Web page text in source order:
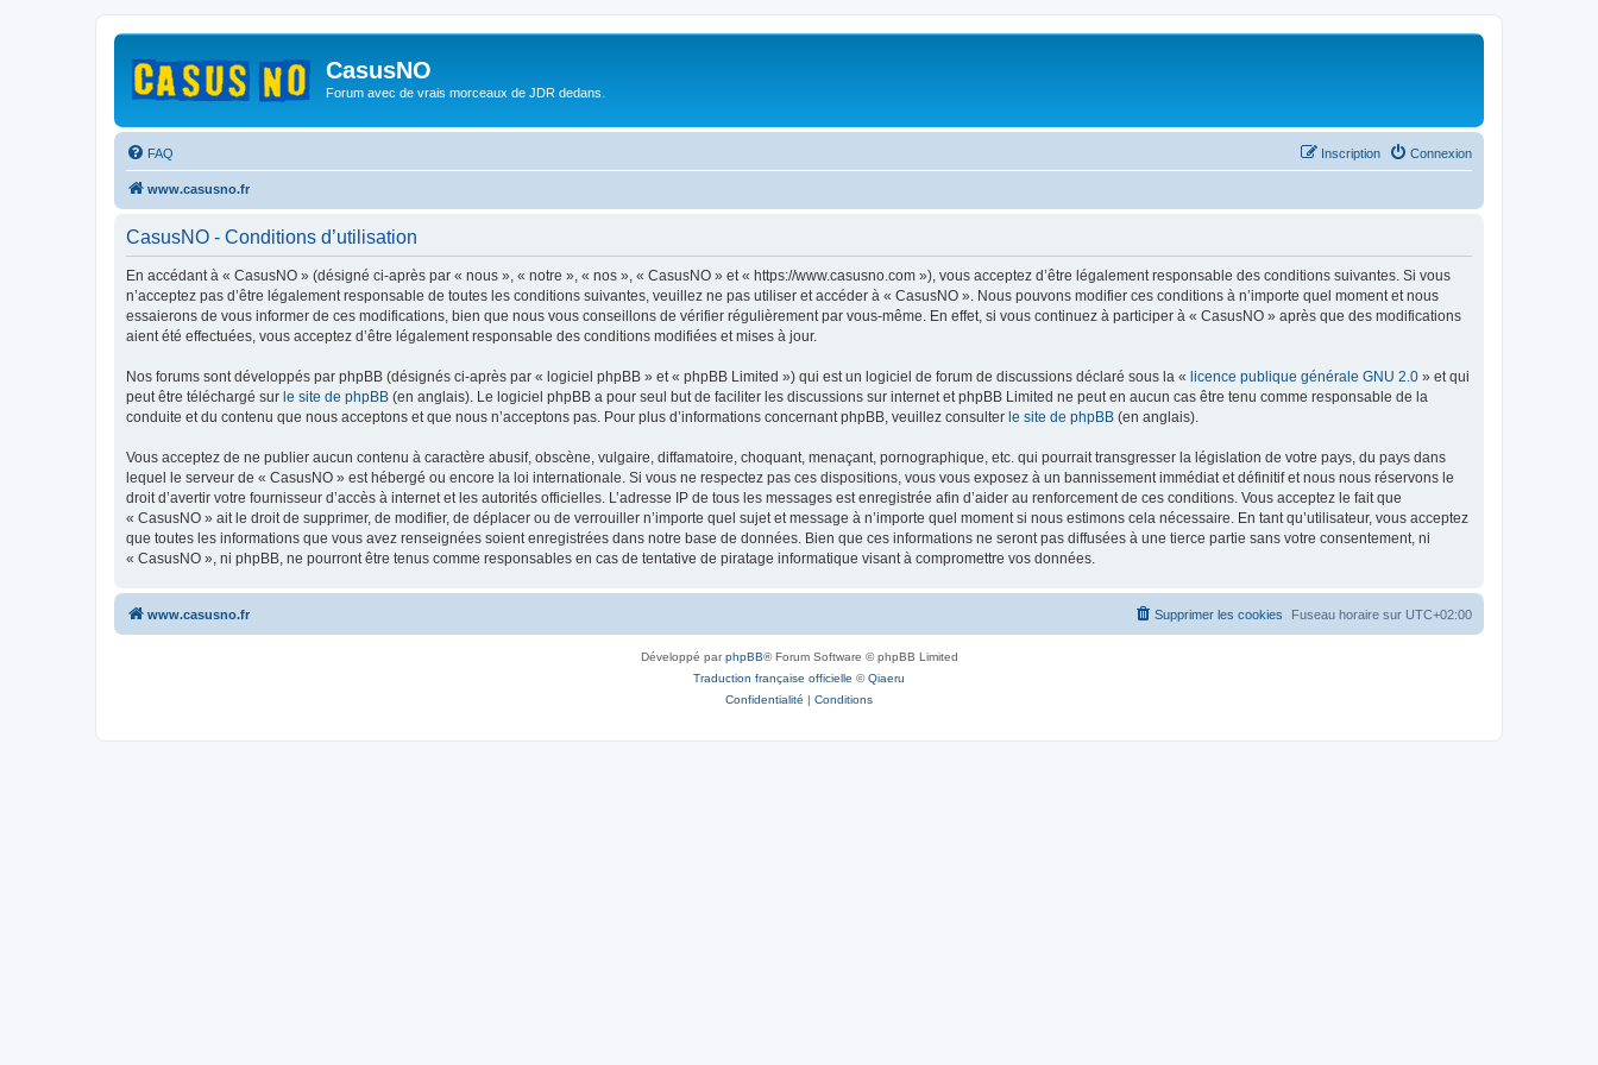
CasusNO
Forum avec de vrais morceaux de JDR dedans.
FAQ Connexion
Inscription
www.casusno.fr
CasusNO - Conditions d’utilisation
En accédant à « CasusNO » (désigné ci-après par « nous », « notre », « nos », « CasusNO » et « https://www.casusno.com »), vous acceptez d’être légalement responsable des conditions suivantes. Si vous
n’acceptez pas d’être légalement responsable de toutes les conditions suivantes, veuillez ne pas utiliser et accéder à « CasusNO ». Nous pouvons modifier ces conditions à n’importe quel moment et nous
essaierons de vous informer de ces modifications, bien que nous vous conseillons de vérifier régulièrement par vous-même. En effet, si vous continuez à participer à « CasusNO » après que des modifications
aient été effectuées, vous acceptez d’être légalement responsable des conditions modifiées et mises à jour.
Nos forums sont développés par phpBB (désignés ci-après par « logiciel phpBB » et « phpBB Limited ») qui est un logiciel de forum de discussions déclaré sous la « licence publique générale GNU 2.0 » et qui
peut être téléchargé sur le site de phpBB (en anglais). Le logiciel phpBB a pour seul but de faciliter les discussions sur internet et phpBB Limited ne peut en aucun cas être tenu comme responsable de la
conduite et du contenu que nous acceptons et que nous n’acceptons pas. Pour plus d’informations concernant phpBB, veuillez consulter le site de phpBB (en anglais).
Vous acceptez de ne publier aucun contenu à caractère abusif, obscène, vulgaire, diffamatoire, choquant, menaçant, pornographique, etc. qui pourrait transgresser la législation de votre pays, du pays dans
lequel le serveur de « CasusNO » est hébergé ou encore la loi internationale. Si vous ne respectez pas ces dispositions, vous vous exposez à un bannissement immédiat et définitif et nous nous réservons le
droit d’avertir votre fournisseur d’accès à internet et les autorités officielles. L’adresse IP de tous les messages est enregistrée afin d’aider au renforcement de ces conditions. Vous acceptez le fait que
« CasusNO » ait le droit de supprimer, de modifier, de déplacer ou de verrouiller n’importe quel sujet et message à n’importe quel moment si nous estimons cela nécessaire. En tant qu’utilisateur, vous acceptez
que toutes les informations que vous avez renseignées soient enregistrées dans notre base de données. Bien que ces informations ne seront pas diffusées à une tierce partie sans votre consentement, ni
« CasusNO », ni phpBB, ne pourront être tenus comme responsables en cas de tentative de piratage informatique visant à compromettre vos données.
www.casusno.fr Fuseau horaire sur UTC+02:00
Supprimer les cookies
Développé parphpBB® Forum Software © phpBB Limited
Traduction française officielle ©Qiaeru
Confidentialité | Conditions